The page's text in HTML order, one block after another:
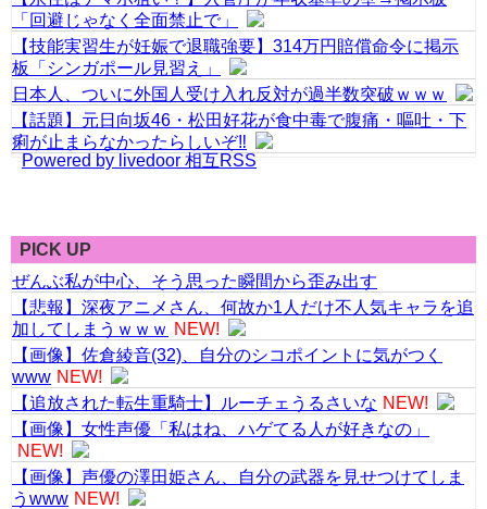
「回避じゃなく全面禁止で」
【技能実習生が妊娠で退職強要】314万円賠償命令に掲示
板「シンガポール見習え」
日本人、ついに外国人受け入れ反対が過半数突破ｗｗｗ
【話題】元日向坂46・松田好花が食中毒で腹痛・嘔吐・下
痢が止まらなかったらしいぞ‼
Powered by livedoor 相互RSS
PICK UP
ぜんぶ私が中心、そう思った瞬間から歪み出す
【悲報】深夜アニメさん、何故か1人だけ不人気キャラを追
加してしまうｗｗｗ
NEW!
【画像】佐倉綾音(32)、自分のシコポイントに気がつく
www NEW!
【追放された転生重騎士】ルーチェうるさいな NEW!
【画像】女性声優「私はね、ハゲてる人が好きなの」
NEW!
【画像】声優の澤田姫さん、自分の武器を見せつけてしま
うwww NEW!